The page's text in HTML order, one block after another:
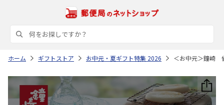
ホーム ギフトストア お中元・夏ギフト特集 2026 ＜お中元＞鐘崎